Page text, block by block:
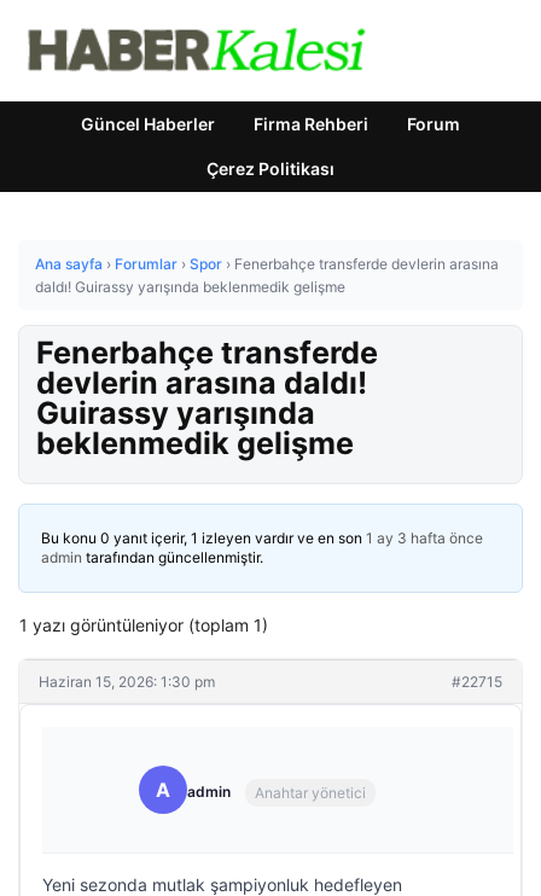
Güncel Haberler Firma Rehberi Forum
Çerez Politikası
Ana sayfa › Forumlar › Spor › Fenerbahçe transferde devlerin arasına
daldı! Guirassy yarışında beklenmedik gelişme
Fenerbahçe transferde
devlerin arasına daldı!
Guirassy yarışında
beklenmedik gelişme
Bu konu 0 yanıt içerir, 1 izleyen vardır ve en son 1 ay 3 hafta önce
admin tarafından güncellenmiştir.
1 yazı görüntüleniyor (toplam 1)
Haziran 15, 2026: 1:30 pm #22715
A admin Anahtar yönetici
Yeni sezonda mutlak şampiyonluk hedefleyen